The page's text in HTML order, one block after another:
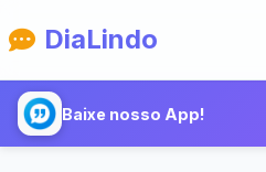
DiaLindo
Baixe nosso App!